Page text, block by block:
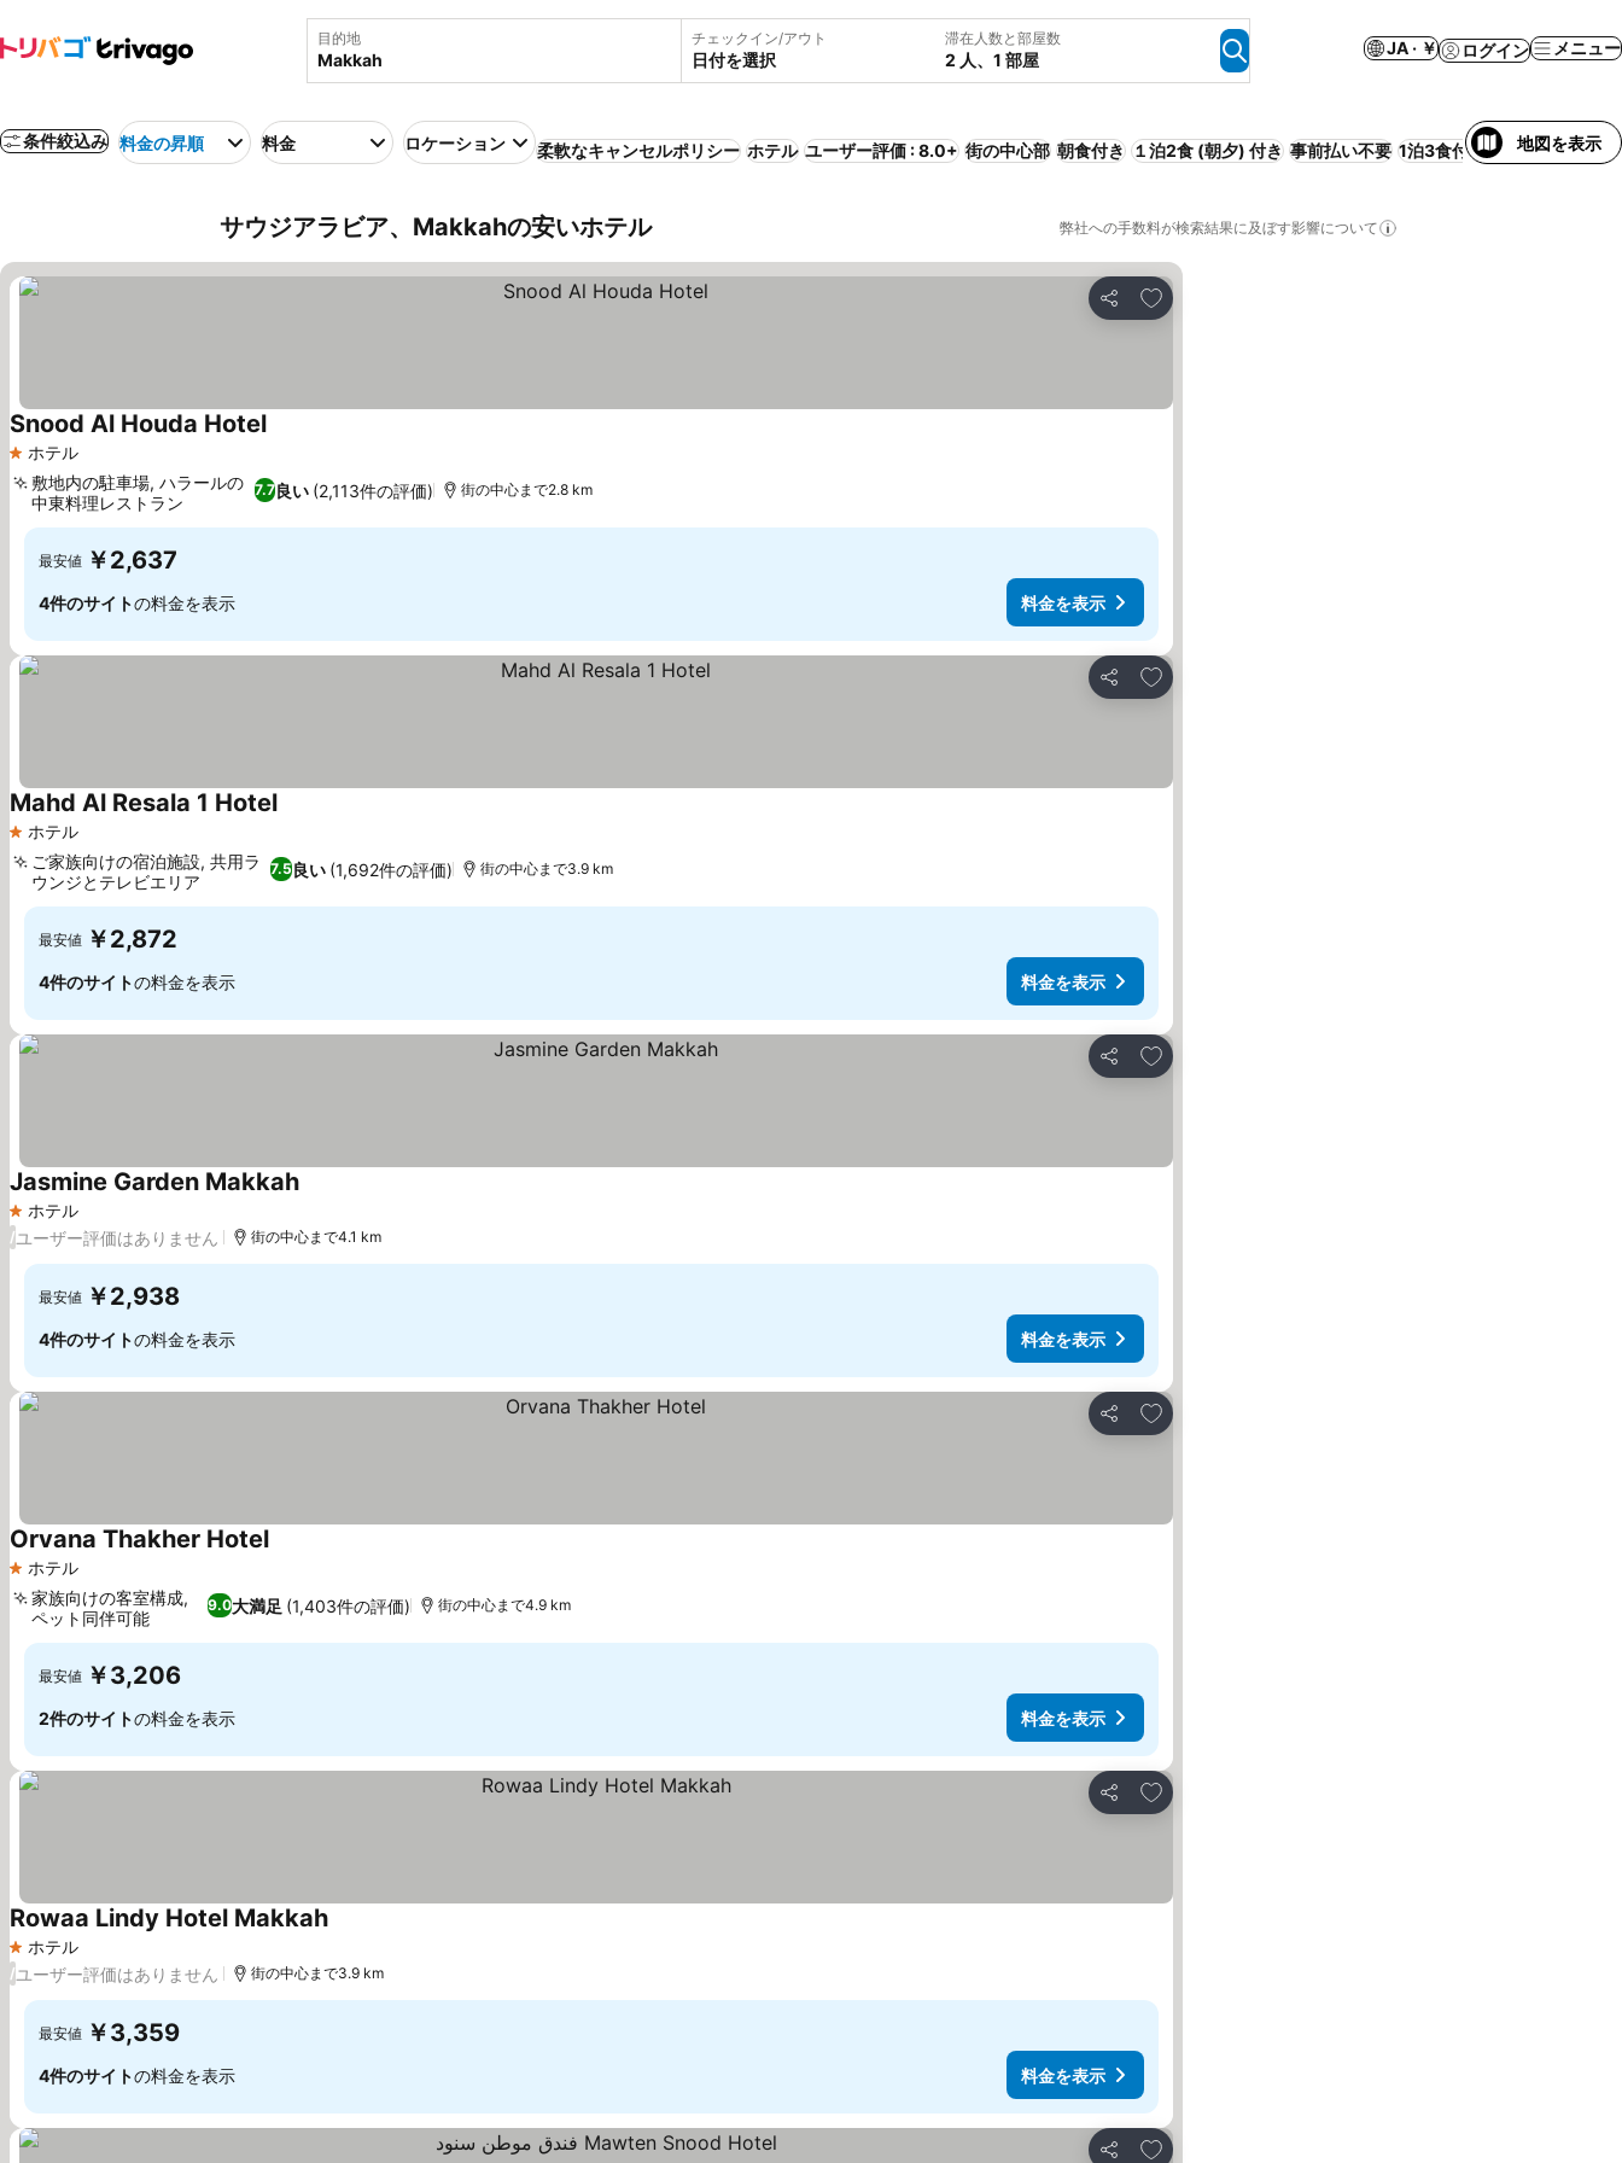
目的地 チェックイン/アウト
日付を選択
滞在人数と部屋数
2 人、1 部屋
JA · ￥ ログイン メニュー
条件絞込み 料金の昇順 料金 ロケーション 柔軟なキャンセルポリシー ホテル ユーザー評価 : 8.0+ 街の中心部 朝食付き １泊2食 (朝夕) 付き 事前払い不要 1泊3食付き サービス付きア
地図を表示
サウジアラビア、Makkahの安いホテル 弊社への手数料が検索結果に及ぼす影響について
シェア
お気に入りに追加
1 ホテルのランク
ホテル
Snood Al Houda Hotel
7.7良い (2,113件の評価)
敷地内の駐車場, ハラールの
中東料理レストラン
街の中心まで2.8 km
最安値 ￥2,637
4件のサイトの料金を表示 料金を表示
シェア
お気に入りに追加
1 ホテルのランク
ホテル
Mahd Al Resala 1 Hotel
7.5良い (1,692件の評価)
ご家族向けの宿泊施設, 共用ラ
ウンジとテレビエリア
街の中心まで3.9 km
最安値 ￥2,872
4件のサイトの料金を表示 料金を表示
シェア
お気に入りに追加
1 ホテルのランク
ホテル
Jasmine Garden Makkah
/ユーザー評価はありません 街の中心まで4.1 km
最安値 ￥2,938
4件のサイトの料金を表示 料金を表示
シェア
お気に入りに追加
1 ホテルのランク
ホテル
Orvana Thakher Hotel
9.0大満足 (1,403件の評価)
家族向けの客室構成,
ペット同伴可能
街の中心まで4.9 km
最安値 ￥3,206
2件のサイトの料金を表示 料金を表示
シェア
お気に入りに追加
1 ホテルのランク
ホテル
Rowaa Lindy Hotel Makkah
/ユーザー評価はありません 街の中心まで3.9 km
最安値 ￥3,359
4件のサイトの料金を表示 料金を表示
お気に入りに追加